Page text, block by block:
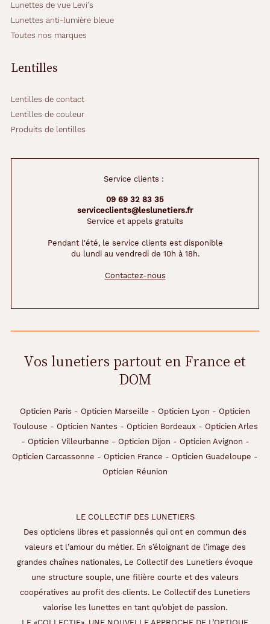
Lunettes de vue Levi's
Lunettes anti-lumière bleue
Toutes nos marques
Lentilles
Lentilles de contact
Lentilles de couleur
Produits de lentilles
Service clients :
09 69 32 83 35
serviceclients@leslunetiers.fr
Service et appels gratuits
Pendant l'été, le service clients est disponible
du lundi au vendredi de 10h à 18h.
Contactez-nous
Vos lunetiers partout en France et
DOM
Opticien Paris - Opticien Marseille - Opticien Lyon - Opticien
Toulouse - Opticien Nantes - Opticien Bordeaux- Opticien Arles
- Opticien Villeurbanne - Opticien Dijon - Opticien Avignon -
Opticien Carcassonne - Opticien France - Opticien Guadeloupe -
Opticien Réunion
LE COLLECTIF DES LUNETIERS
Des opticiens libres et passionnés qui ont en commun des
valeurs et l’amour du métier. En s’éloignant de l’image des
grandes chaînes nationales, Le Collectif des Lunetiers évoque
une structure souple, une filière courte et des valeurs
coopératives au profit des clients. Le Collectif des Lunetiers
valorise les lunettes en tant qu’objet de passion.